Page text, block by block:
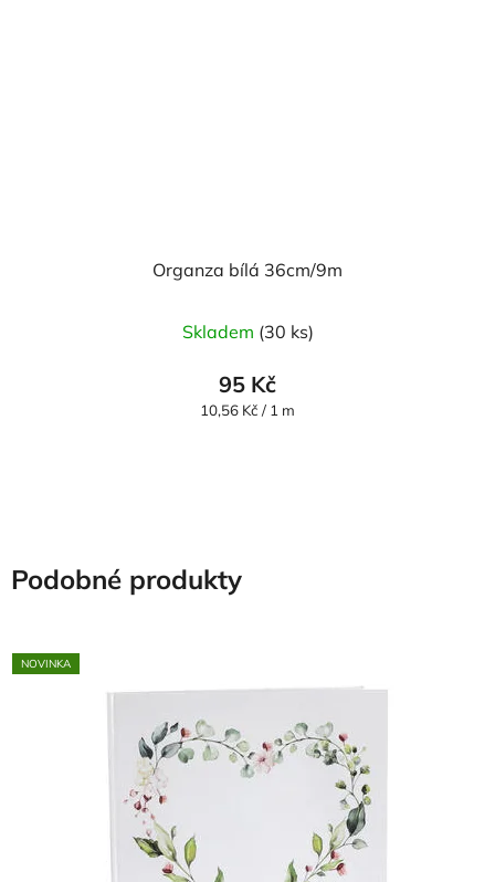
Organza bílá 36cm/9m
hodnocení
produktu
je
Skladem (30 ks)
95 Kč
Měrná
10,56 Kč / 1 m
Podobné produkty
NOVINKA